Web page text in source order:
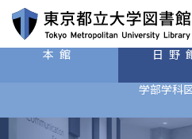
本館 日野
学部学科